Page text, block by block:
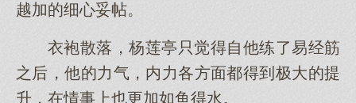
越加的细心妥帖。
衣袍散落，杨莲亭只觉得自他练了易经筋
之后，他的力气，内力各方面都得到极大的提
升，在情事上也更加如鱼得水。